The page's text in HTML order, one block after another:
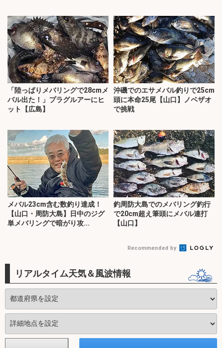
「陸っぱりメバリングで28cmメ
バル出た！」プラグルアーにヒ
ット【広島】
沖磯でのエサメバル釣りで25cm
頭に本命25尾【山口】ノベザオ
で挑戦
メバル23cm含む数釣り達成！
【山口・周防大島】日中のジグ
単メバリングで暗がり攻...
釣周防大島でのメバリング釣行
で20cm超え筆頭にメバル連打
【山口】
Recommended by
リアルタイム天気＆風波情報